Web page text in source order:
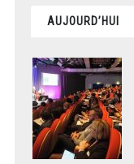
AUJOURD’HUI